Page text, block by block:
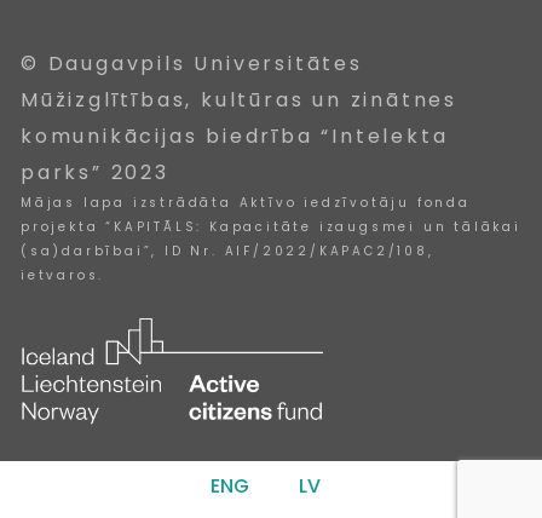
© Daugavpils Universitātes
Mūžizglītības, kultūras un zinātnes
komunikācijas biedrība “Intelekta
parks” 2023
Mājas lapa izstrādāta Aktīvo iedzīvotāju fonda
projekta “KAPITĀLS: Kapacitāte izaugsmei un tālākai
(sa)darbībai”, ID Nr. AIF/2022/KAPAC2/108,
ietvaros.
ENG LV